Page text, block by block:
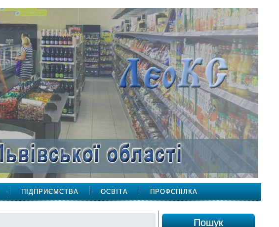
ПІДПРИЄМСТВА ОСВІТА ПРОФСПІЛКА
Пошук